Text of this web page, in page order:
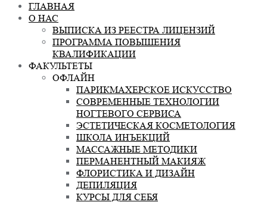
ГЛАВНАЯ
О НАС
ВЫПИСКА ИЗ РЕЕСТРА ЛИЦЕНЗИЙ
ПРОГРАММА ПОВЫШЕНИЯ
КВАЛИФИКАЦИИ
ФАКУЛЬТЕТЫ
ОФЛАЙН
ПАРИКМАХЕРСКОЕ ИСКУССТВО
СОВРЕМЕННЫЕ ТЕХНОЛОГИИ
НОГТЕВОГО СЕРВИСА
ЭСТЕТИЧЕСКАЯ КОСМЕТОЛОГИЯ
ШКОЛА ИНЪЕКЦИЙ
МАССАЖНЫЕ МЕТОДИКИ
ПЕРМАНЕНТНЫЙ МАКИЯЖ
ФЛОРИСТИКА И ДИЗАЙН
ДЕПИЛЯЦИЯ
КУРСЫ ДЛЯ СЕБЯ